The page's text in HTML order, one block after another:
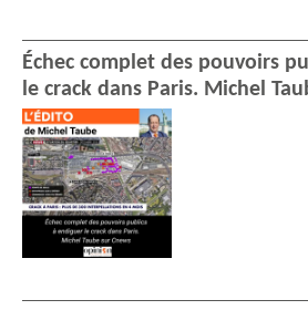
Échec complet des pouvoirs
le crack dans Paris. Michel